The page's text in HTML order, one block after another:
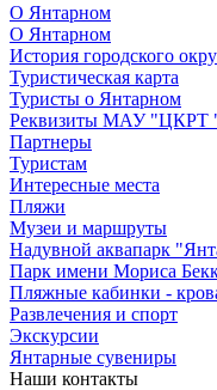
О Янтарном
О Янтарном
История городского
Туристическая карта
Туристы о Янтарном
Реквизиты МАУ "ЦКРТ
Партнеры
Туристам
Интересные места
Пляжи
Музеи и маршруты
Надувной аквапарк
Парк имени Мориса
Пляжные кабинки -
Развлечения и спорт
Экскурсии
Янтарные сувениры
Наши контакты